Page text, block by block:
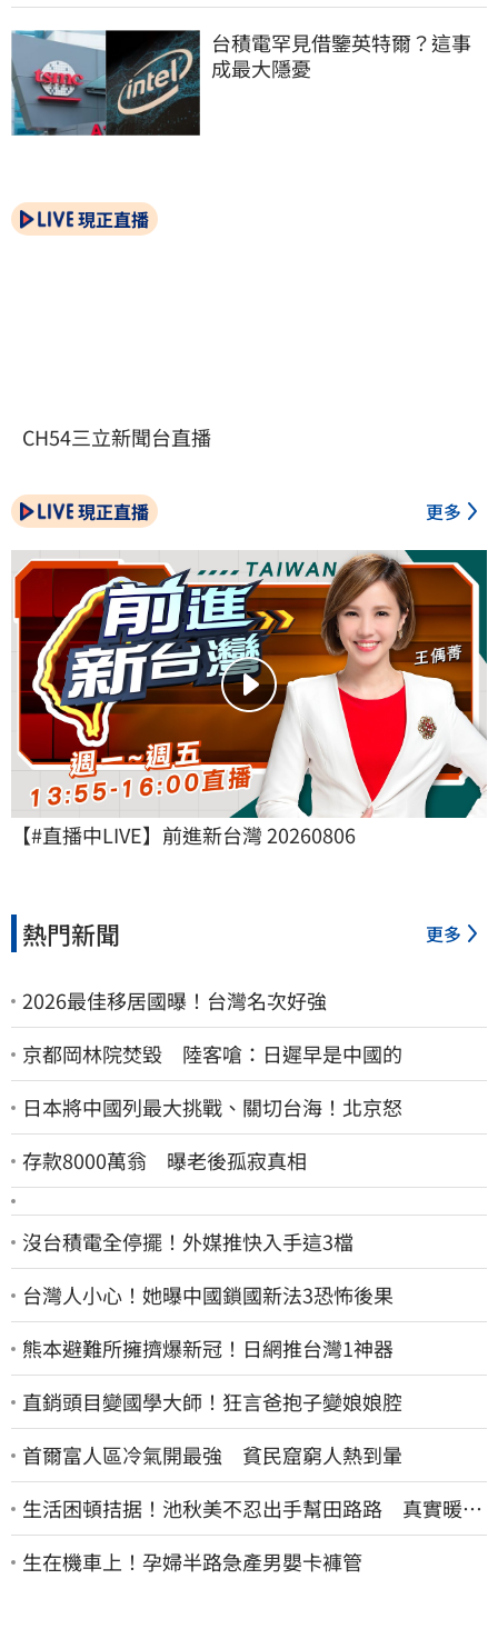
台積電罕見借鑒英特爾？這事
成最大隱憂
現正直播
CH54三立新聞台直播
現正直播 更多
【#直播中LIVE】前進新台灣 20260806
熱門新聞 更多
2026最佳移居國曝！台灣名次好強
京都岡林院焚毀 陸客嗆：日遲早是中國的
日本將中國列最大挑戰、關切台海！北京怒
存款8000萬翁 曝老後孤寂真相
沒台積電全停擺！外媒推快入手這3檔
台灣人小心！她曝中國鎖國新法3恐怖後果
熊本避難所擁擠爆新冠！日網推台灣1神器
直銷頭目變國學大師！狂言爸抱子變娘娘腔
首爾富人區冷氣開最強 貧民窟窮人熱到暈
生活困頓拮据！池秋美不忍出手幫田路路 真實暖舉
曝光
生在機車上！孕婦半路急產男嬰卡褲管